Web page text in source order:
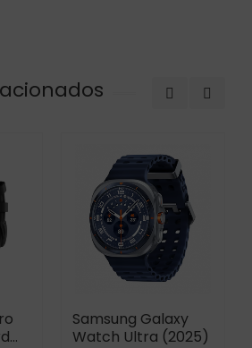
Samsung Galaxy
Watch Ultra (2025)